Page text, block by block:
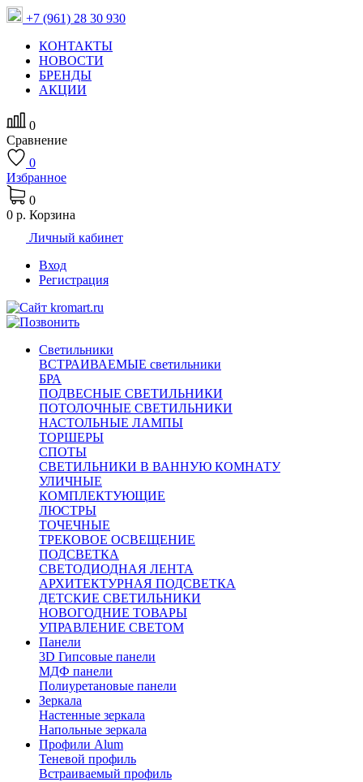
+7 (961) 28 30 930
КОНТАКТЫ
НОВОСТИ
БРЕНДЫ
АКЦИИ
0
Сравнение
0
Избранное
0
0 р. Корзина
Личный кабинет
Вход
Регистрация
Светильники
ВСТРАИВАЕМЫЕ светильники
БРА
ПОДВЕСНЫЕ СВЕТИЛЬНИКИ
ПОТОЛОЧНЫЕ СВЕТИЛЬНИКИ
НАСТОЛЬНЫЕ ЛАМПЫ
ТОРШЕРЫ
СПОТЫ
СВЕТИЛЬНИКИ В ВАННУЮ КОМНАТУ
УЛИЧНЫЕ
КОМПЛЕКТУЮЩИЕ
ЛЮСТРЫ
ТОЧЕЧНЫЕ
ТРЕКОВОЕ ОСВЕЩЕНИЕ
ПОДСВЕТКА
СВЕТОДИОДНАЯ ЛЕНТА
АРХИТЕКТУРНАЯ ПОДСВЕТКА
ДЕТСКИЕ СВЕТИЛЬНИКИ
НОВОГОДНИЕ ТОВАРЫ
УПРАВЛЕНИЕ СВЕТОМ
Панели
3D Гипсовые панели
МДФ панели
Полиуретановые панели
Зеркала
Настенные зеркала
Напольные зеркала
Профили Alum
Теневой профиль
Встраиваемый профиль